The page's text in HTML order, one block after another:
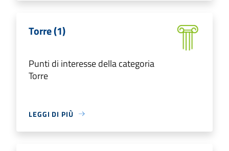
Torre (1)
Punti di interesse della categoria
Torre
LEGGI DI PIÙ